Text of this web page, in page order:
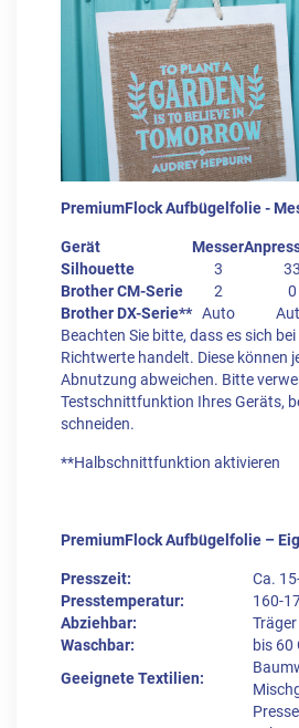
PremiumFlock Aufbügelfolie -
Gerät Messer
Silhouette
3
33
Brother CM-Serie
2
0
Brother DX-Serie** Auto
Beachten Sie bitte, dass es sich
Richtwerte handelt. Diese können
Abnutzung abweichen. Bitte
Testschnittfunktion Ihres Geräts,
schneiden.
**Halbschnittfunktion aktivieren
PremiumFlock Aufbügelfolie –
Presszeit:
Ca.
Presstemperatur:
160-
Abziehbar:
Waschbar:
bis 60
Geeignete Textilien: